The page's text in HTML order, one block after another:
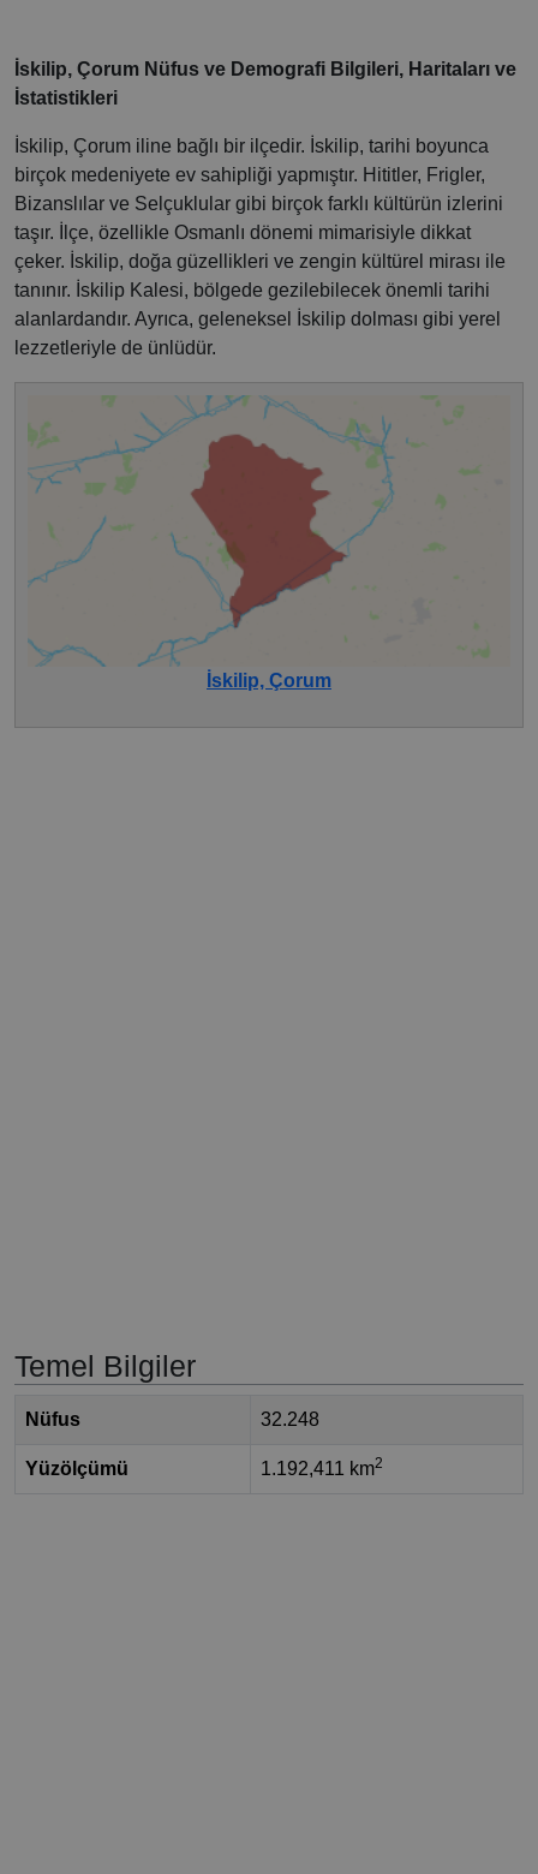
İskilip, Çorum Nüfus ve Demografi Bilgileri, Haritaları ve
İstatistikleri
İskilip, Çorum iline bağlı bir ilçedir. İskilip, tarihi boyunca
birçok medeniyete ev sahipliği yapmıştır. Hititler, Frigler,
Bizanslılar ve Selçuklular gibi birçok farklı kültürün izlerini
taşır. İlçe, özellikle Osmanlı dönemi mimarisiyle dikkat
çeker. İskilip, doğa güzellikleri ve zengin kültürel mirası ile
tanınır. İskilip Kalesi, bölgede gezilebilecek önemli tarihi
alanlardandır. Ayrıca, geleneksel İskilip dolması gibi yerel
lezzetleriyle de ünlüdür.
İskilip, Çorum
Temel Bilgiler
Nüfus 32.248
Yüzölçümü 1.192,411 km2